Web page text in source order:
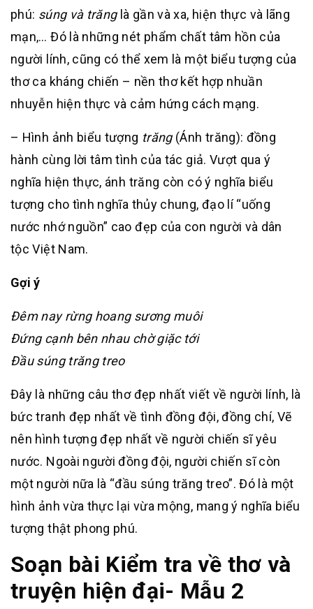
phú: súng và trănglà gần và xa, hiện thực và lãng
mạn,… Đó là những nét phẩm chất tâm hồn của
người lính, cũng có thể xem là một biểu tượng của
thơ ca kháng chiến – nền thơ kết hợp nhuần
nhuyễn hiện thực và cảm hứng cách mạng.
– Hình ảnh biểu tượng trăng(Ánh trăng): đồng
hành cùng lời tâm tình của tác giả. Vượt qua ý
nghĩa hiện thực, ánh trăng còn có ý nghĩa biểu
tượng cho tình nghĩa thủy chung, đạo lí “uống
nước nhớ nguồn” cao đẹp của con người và dân
tộc Việt Nam.
Gợi ý
Đêm nay rừng hoang sương muôi
Đứng cạnh bên nhau chờ giặc tới
Đầu súng trăng treo
Đây là những câu thơ đẹp nhất viết về người lính, là
bức tranh đẹp nhất về tình đồng đội, đồng chí, Vẽ
nên hình tượng đẹp nhất về người chiến sĩ yêu
nước. Ngoài người đồng đội, người chiến sĩ còn
một người nữa là “đầu súng trăng treo”. Đó là một
hình ảnh vừa thực lại vừa mộng, mang ý nghĩa biểu
tượng thật phong phú.
Soạn bài Kiểm tra về thơ và
truyện hiện đại- Mẫu 2